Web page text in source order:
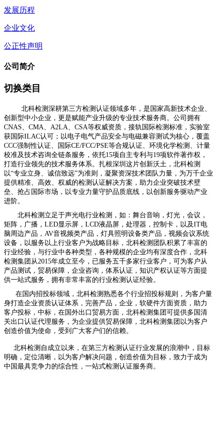
发展历程
企业文化
公正性声明
公司简介
切换类目
北科检测深耕第三方检测认证领域多年，是国家高新技术企业、
创新型中小企业，更是赋能产业升级的专业技术服务商。公司拥有
CNAS、CMA、A2LA、CSA等权威资质，接轨国际检测标准，实验室
获国际ILAC认可；以电子电气产品安全与电磁兼容测试为核心，覆盖
CCC强制性认证、国际CE/FCC/PSE等合规认证、环境化学检测、计量
校准及技术咨询全链条服务，依托15项自主专利与19项软件著作权，
打造行业领先的技术服务体系。扎根深圳这片创新沃土，北科检测
以“专业立身、诚信致远”为准则，凝聚资深技术团队力量，为万千企业
提供精准、高效、权威的检测认证解决方案，助力企业突破技术壁
垒、抢占国际市场，以专业力量守护品质底线，以创新服务驱动产业
进阶。
北科检测立足于声光电行业检测，如：舞台音响，灯光，会议，
矩阵，广播， LED显示屏，LCD液晶屏，处理器，控制卡，以及IT电
脑周边产品，AV音视频类产品，灯具照明设备类产品，视频会议系统
设备，以服务以上行业客户为战略目标，北科检测团队积累了丰富的
行业经验，与行业中各种类型，各种规模的企业均有深度合作，北科
检测集团从2015年成立至今，已服务五千多家行业客户，可为客户从
产品测试，贸易保障，企业咨询，体系认证，知识产权认证等方面提
供一站式服务，拥有非常丰富的行业检测认证经验。
在国内招投标领域，北科检测熟悉各个行业招投标规则，为客户量
身打造企业资质认证体系，完善产品，企业，软硬件方面资质，助力
客户投标，中标，在国外出口贸易方面，北科检测集团可提供多国清
关出口认证代理服务，为企业提供贸易保障，北科检测集团以为客户
创造价值为使命，受到广大客户们的信赖。
北科检测自成立以来，在第三方检测认证行业发展的浪潮中，目标
明确，定位清晰，以为客户解决问题，创造价值为目标，致力于成为
中国最具竞争力的综合性，一站式检测认证服务商。